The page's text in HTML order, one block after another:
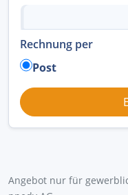
Rechnung per
Post
Angebot nur für